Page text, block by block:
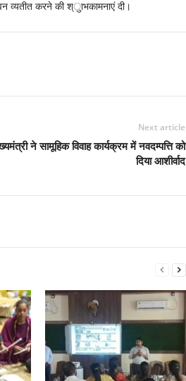
व्यतीत करने की श्ुाभकामनाएं दी।
Next article
ने सामूहिक विवाह कार्यक्रम में नवदम्पत्ति को
दिया आशीर्वाद